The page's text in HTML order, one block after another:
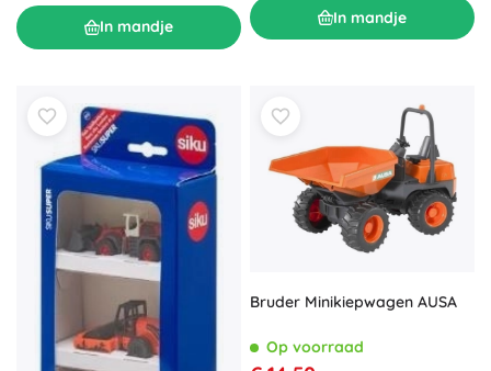
In mandje In mandje
Bruder Minikiepwagen AUSA
Op voorraad